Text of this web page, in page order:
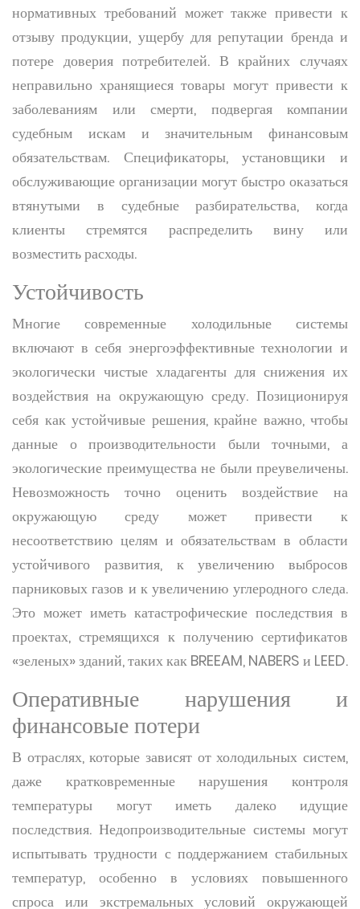
нормативных требований может также привести к
отзыву продукции, ущербу для репутации бренда и
потере доверия потребителей. В крайних случаях
неправильно хранящиеся товары могут привести к
заболеваниям или смерти, подвергая компании
судебным искам и значительным финансовым
обязательствам. Спецификаторы, установщики и
обслуживающие организации могут быстро оказаться
втянутыми в судебные разбирательства, когда
клиенты стремятся распределить вину или
возместить расходы.
Устойчивость
Многие современные холодильные системы
включают в себя энергоэффективные технологии и
экологически чистые хладагенты для снижения их
воздействия на окружающую среду. Позиционируя
себя как устойчивые решения, крайне важно, чтобы
данные о производительности были точными, а
экологические преимущества не были преувеличены.
Невозможность точно оценить воздействие на
окружающую среду может привести к
несоответствию целям и обязательствам в области
устойчивого развития, к увеличению выбросов
парниковых газов и к увеличению углеродного следа.
Это может иметь катастрофические последствия в
проектах, стремящихся к получению сертификатов
«зеленых» зданий, таких как BREEAM, NABERS и LEED.
Оперативные нарушения и
финансовые потери
В отраслях, которые зависят от холодильных систем,
даже кратковременные нарушения контроля
температуры могут иметь далеко идущие
последствия. Недопроизводительные системы могут
испытывать трудности с поддержанием стабильных
температур, особенно в условиях повышенного
спроса или экстремальных условий окружающей